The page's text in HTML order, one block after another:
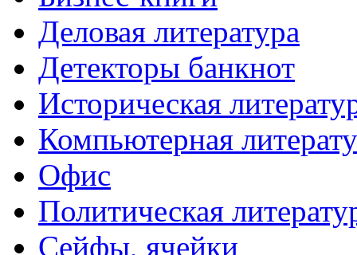
Деловая литература
Детекторы банкнот
Историческая
Компьютерная
Офис
Политическая
Сейфы, ячейки